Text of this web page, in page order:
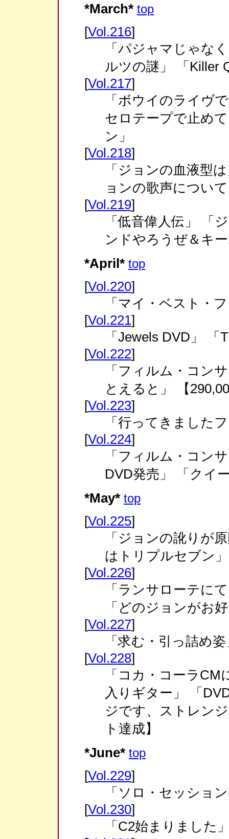
*March* top
[Vol.216]
「パジャマじゃな
ルツの謎」 「Killer
[Vol.217]
「ボウイのライヴ
セロテープで止め
ン」
[Vol.218]
「ジョンの血液型
ョンの歌声につい
[Vol.219]
「低音偉人伝」 「
ンドやろうぜ＆キ
*April* top
[Vol.220]
「マイ・ベスト・
[Vol.221]
「Jewels DVD」
[Vol.222]
「フィルム・コン
とえると」 【
[Vol.223]
「行ってきました
[Vol.224]
「フィルム・コン
DVD発売」 「クイ
*May* top
[Vol.225]
「ジョンの訛りが
はトリプルセブン」
[Vol.226]
「ランサローテに
「どのジョンがお
[Vol.227]
「求む・引っ詰め
[Vol.228]
「コカ・コーラ
入りギター」 「
ジです、ストレン
ト達成】
*June* top
[Vol.229]
「ソロ・セッショ
[Vol.230]
「C2始まりました